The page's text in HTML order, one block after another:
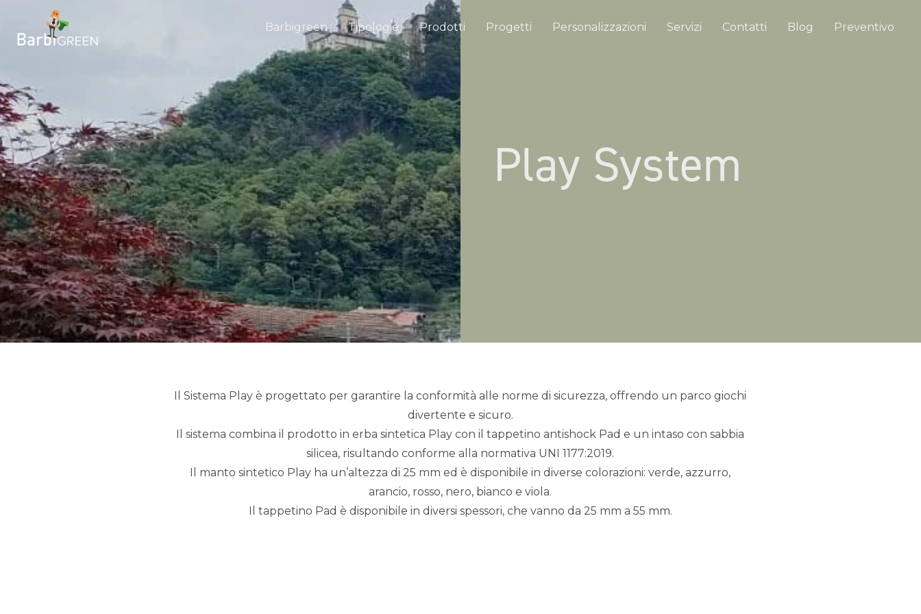
Barbigreen Tipologie Prodotti Progetti Personalizzazioni Servizi Contatti Blog Preventivo
Play System
Il Sistema Play è progettato per garantire la conformità alle norme di sicurezza, offrendo un parco giochi
divertente e sicuro.
Il sistema combina il prodotto in erba sintetica Play con il tappetino antishock Pad e un intaso con sabbia
silicea, risultando conforme alla normativa UNI 1177:2019.
Il manto sintetico Play ha un’altezza di 25 mm ed è disponibile in diverse colorazioni: verde, azzurro,
arancio, rosso, nero, bianco e viola.
Il tappetino Pad è disponibile in diversi spessori, che vanno da 25 mm a 55 mm.